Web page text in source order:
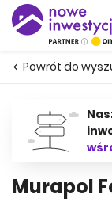
Powrót do
Murapol